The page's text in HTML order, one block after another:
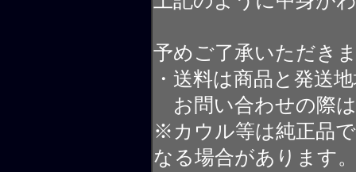
予めご了承いただき
・送料は商品と発送
お問い合わせの際
※カウル等は純正品
なる場合があります